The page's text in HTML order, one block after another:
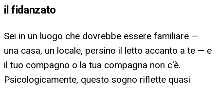
il fidanzato
Sei in un luogo che dovrebbe essere familiare —
una casa, un locale, persino il letto accanto a te — e
il tuo compagno o la tua compagna non c'è.
Psicologicamente, questo sogno riflette quasi